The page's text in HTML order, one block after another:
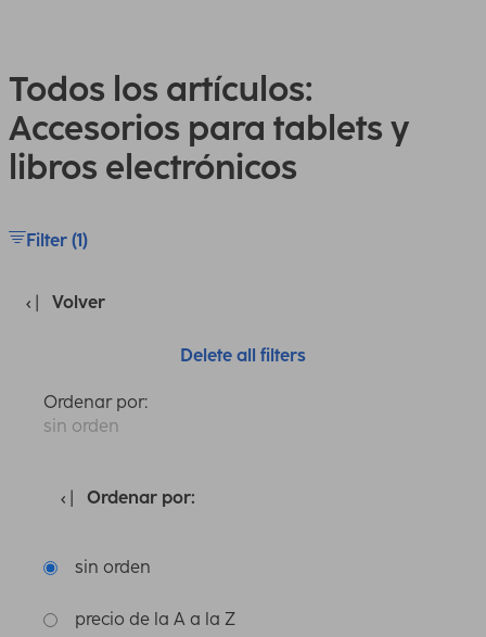
Todos los artículos:
Accesorios para tablets y
libros electrónicos
Filter (1)
Volver
Delete all filters
Ordenar por:
sin orden
Ordenar por:
sin orden
precio de la A a la Z